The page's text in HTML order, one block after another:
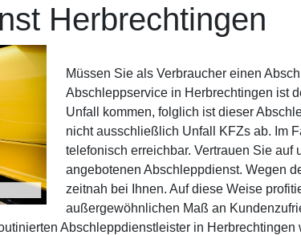
Herbrechtingen
Müssen Sie als Verbraucher einen
Abschleppservice in Herbrechtingen ist
Unfall kommen, folglich ist dieser
nicht ausschließlich Unfall KFZs ab. Im
telefonisch erreichbar. Vertrauen Sie
angebotenen Abschleppdienst. Wegen
zeitnah bei Ihnen. Auf diese Weise
außergewöhnlichen Maß an
Abschleppdienstleister in Herbrechtingen